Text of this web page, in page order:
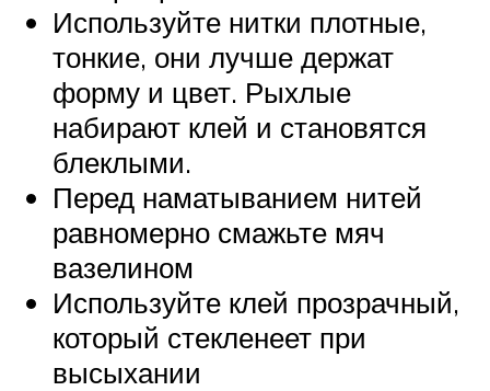
Используйте нитки плотные,
тонкие, они лучше держат
форму и цвет. Рыхлые
набирают клей и становятся
блеклыми.
Перед наматыванием нитей
равномерно смажьте мяч
вазелином
Используйте клей прозрачный,
который стекленеет при
высыхании